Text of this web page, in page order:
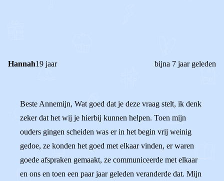
Hannah19 jaar bijna 7 jaar geleden
Beste Annemijn, Wat goed dat je deze vraag stelt, ik denk
zeker dat het wij je hierbij kunnen helpen. Toen mijn
ouders gingen scheiden was er in het begin vrij weinig
gedoe, ze konden het goed met elkaar vinden, er waren
goede afspraken gemaakt, ze communiceerde met elkaar
en ons en toen een paar jaar geleden veranderde dat. Mijn